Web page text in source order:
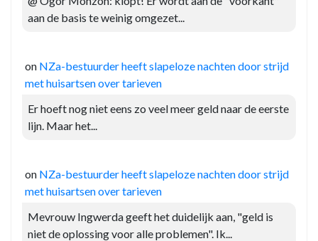
aan de basis te weinig omgezet...
on NZa-bestuurder heeft slapeloze nachten door strijd
met huisartsen over tarieven
Er hoeft nog niet eens zo veel meer geld naar de eerste
lijn. Maar het...
on NZa-bestuurder heeft slapeloze nachten door strijd
met huisartsen over tarieven
Mevrouw Ingwerda geeft het duidelijk aan, "geld is
niet de oplossing voor alle problemen". Ik...